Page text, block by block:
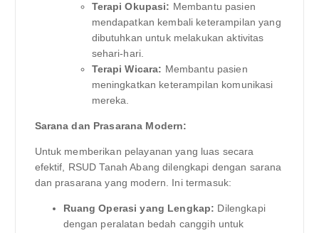
Terapi Okupasi: Membantu pasien
mendapatkan kembali keterampilan yang
dibutuhkan untuk melakukan aktivitas
sehari-hari.
Terapi Wicara: Membantu pasien
meningkatkan keterampilan komunikasi
mereka.
Sarana dan Prasarana Modern:
Untuk memberikan pelayanan yang luas secara
efektif, RSUD Tanah Abang dilengkapi dengan sarana
dan prasarana yang modern. Ini termasuk:
Ruang Operasi yang Lengkap: Dilengkapi
dengan peralatan bedah canggih untuk